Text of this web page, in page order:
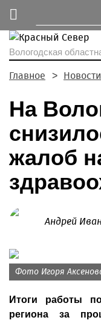
Вологодская
Главное Новости
На
жалоб
Андрей
Фото Игоря
Итоги работы
региона за